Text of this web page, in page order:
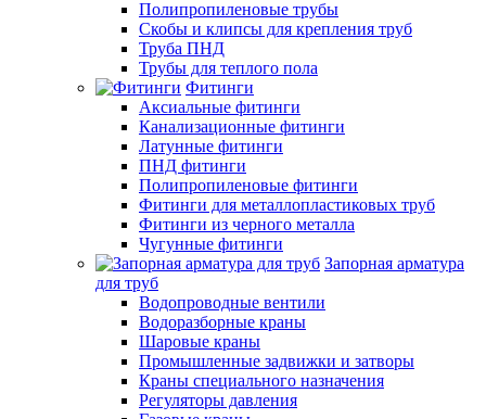
Полипропиленовые трубы
Скобы и клипсы для крепления труб
Труба ПНД
Трубы для теплого пола
Фитинги
Аксиальные фитинги
Канализационные фитинги
Латунные фитинги
ПНД фитинги
Полипропиленовые фитинги
Фитинги для металлопластиковых труб
Фитинги из черного металла
Чугунные фитинги
Запорная арматура
для труб
Водопроводные вентили
Водоразборные краны
Шаровые краны
Промышленные задвижки и затворы
Краны специального назначения
Регуляторы давления